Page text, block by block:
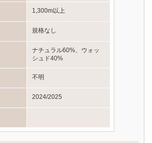
1,300m以上
規格なし
ナチュラル60%、ウォッ
シュド40%
不明
2024/2025